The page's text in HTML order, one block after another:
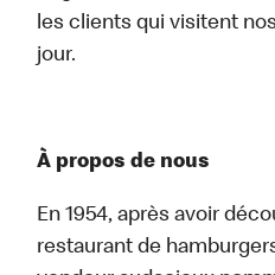
les clients qui visitent
jour.
À propos de nous
En 1954, après avoir
restaurant de